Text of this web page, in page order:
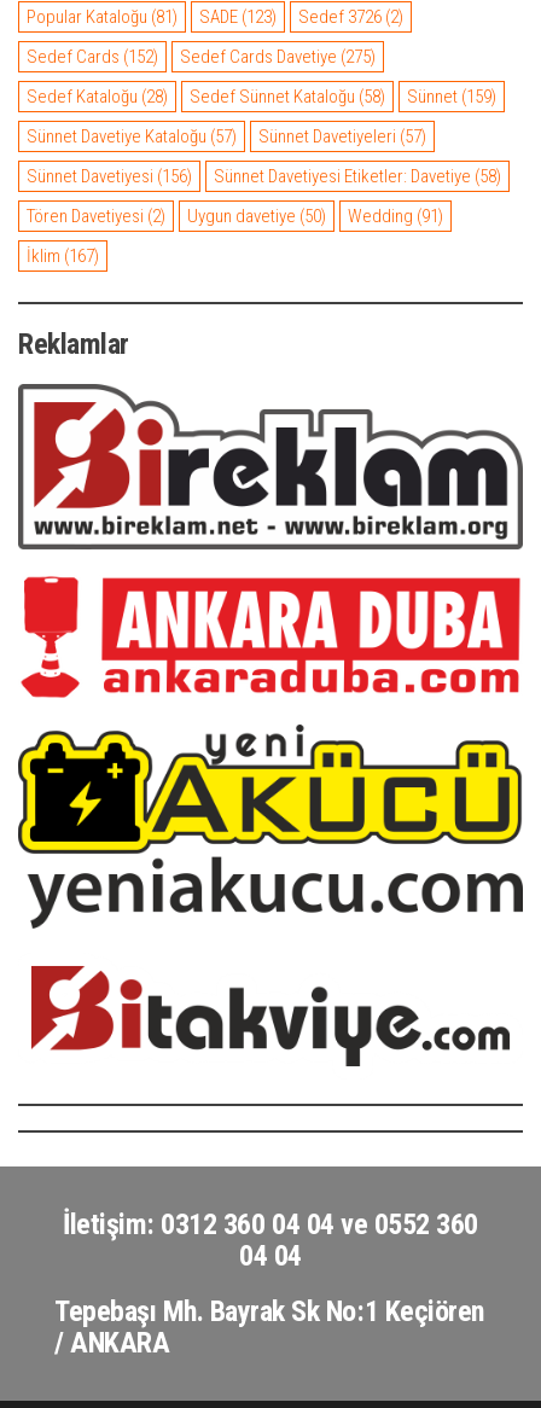
Popular Kataloğu (81) SADE (123) Sedef 3726 (2)
Sedef Cards (152) Sedef Cards Davetiye (275)
Sedef Kataloğu (28) Sedef Sünnet Kataloğu (58) Sünnet (159)
Sünnet Davetiye Kataloğu (57) Sünnet Davetiyeleri (57)
Sünnet Davetiyesi (156) Sünnet Davetiyesi Etiketler: Davetiye (58)
Tören Davetiyesi (2) Uygun davetiye (50) Wedding (91)
İklim (167)
Reklamlar
İletişim: 0312 360 04 04 ve 0552 360
04 04
Tepebaşı Mh. Bayrak Sk No:1 Keçiören
/ ANKARA